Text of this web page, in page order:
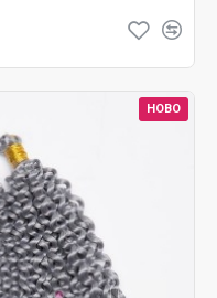
НОВО